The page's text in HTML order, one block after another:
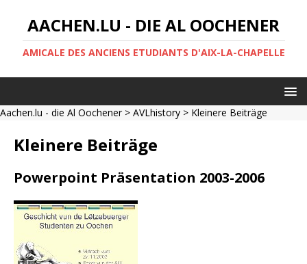
AACHEN.LU - DIE AL OOCHENER
AMICALE DES ANCIENS ETUDIANTS D'AIX-LA-CHAPELLE
Aachen.lu - die Al Oochener> AVLhistory > Kleinere Beiträge
Kleinere Beiträge
Powerpoint Präsentation 2003-2006